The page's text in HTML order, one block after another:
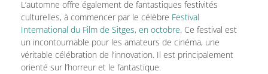
L’automne offre également de fantastiques festivités
culturelles, à commencer par le célèbre Festival
International du Film de Sitges, en octobre. Ce festival est
un incontournable pour les amateurs de cinéma, une
véritable célébration de l’innovation. Il est principalement
orienté sur l’horreur et le fantastique.